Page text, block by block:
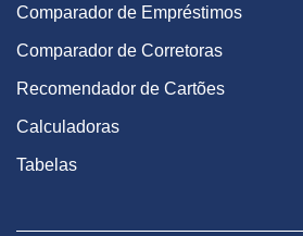
Comparador de Empréstimos
Comparador de Corretoras
Recomendador de Cartões
Calculadoras
Tabelas